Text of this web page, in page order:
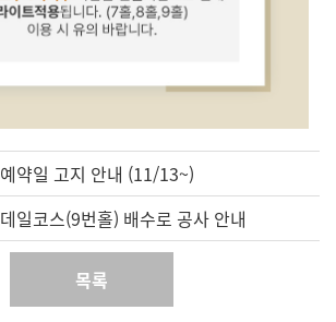
예약일 고지 안내 (11/13~)
데일코스(9번홀) 배수로 공사 안내
목록